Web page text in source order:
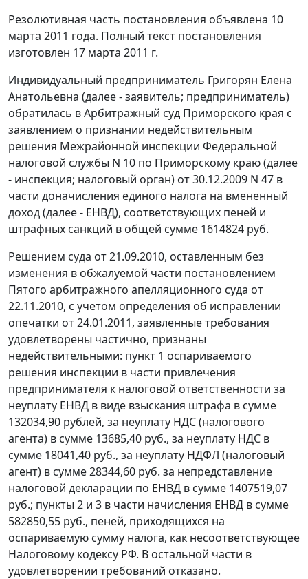
Резолютивная часть постановления объявлена 10
марта 2011 года. Полный текст постановления
изготовлен 17 марта 2011 г.
Индивидуальный предприниматель Григорян Елена
Анатольевна (далее - заявитель; предприниматель)
обратилась в Арбитражный суд Приморского края с
заявлением о признании недействительным
решения Межрайонной инспекции Федеральной
налоговой службы N 10 по Приморскому краю (далее
- инспекция; налоговый орган) от 30.12.2009 N 47 в
части доначисления единого налога на вмененный
доход (далее - ЕНВД), соответствующих пеней и
штрафных санкций в общей сумме 1614824 руб.
Решением суда от 21.09.2010, оставленным без
изменения в обжалуемой части постановлением
Пятого арбитражного апелляционного суда от
22.11.2010, с учетом определения об исправлении
опечатки от 24.01.2011, заявленные требования
удовлетворены частично, признаны
недействительными: пункт 1 оспариваемого
решения инспекции в части привлечения
предпринимателя к налоговой ответственности за
неуплату ЕНВД в виде взыскания штрафа в сумме
132034,90 рублей, за неуплату НДС (налогового
агента) в сумме 13685,40 руб., за неуплату НДС в
сумме 18041,40 руб., за неуплату НДФЛ (налоговый
агент) в сумме 28344,60 руб. за непредставление
налоговой декларации по ЕНВД в сумме 1407519,07
руб.; пункты 2 и 3 в части начисления ЕНВД в сумме
582850,55 руб., пеней, приходящихся на
оспариваемую сумму налога, как несоответствующее
Налоговому кодексу РФ. В остальной части в
удовлетворении требований отказано.